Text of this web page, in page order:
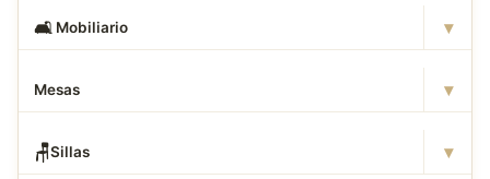
🛋 ️ Mobiliario ▾
Mesas ▾
🪑Sillas ▾